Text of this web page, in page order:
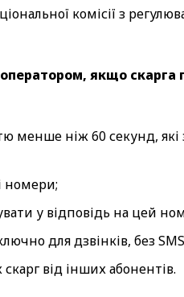
комісії з
якщо
менше ніж 60 секунд,
номери;
у відповідь на цей
для дзвінків, без
від інших абонентів.